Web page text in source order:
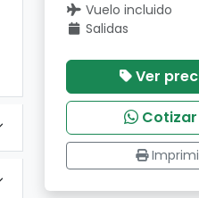
Vuelo incluido
Salidas
Ver